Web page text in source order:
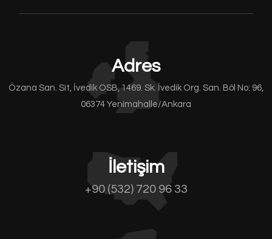
Adres
Özana San. Sit, İvedik OSB, 1469. Sk. İvedik Org. San. Böl No: 96,
06374 Yenimahalle/Ankara
İletişim
+90 (532) 720 96 33